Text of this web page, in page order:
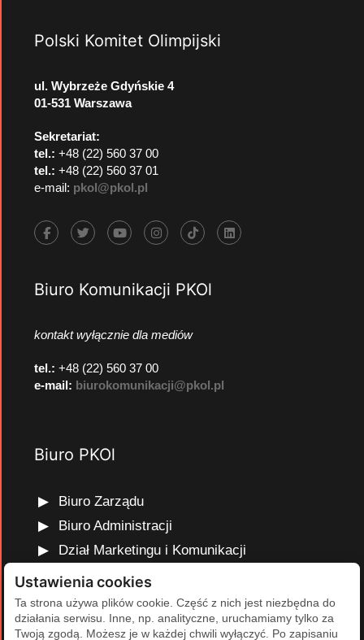
Polski Komitet Olimpijski
ul. Wybrzeże Gdyńskie 4
01-531 Warszawa
Sekretariat:
tel.: +48 (22) 560 37 00
tel.: +48 (22) 560 37 01
e-mail: pkol@pkol.pl
Biuro Komunikacji PKOl
kontakt wyłącznie dla mediów
tel.: +48 (22) 560 37 00
e-mail: biurokomunikacji@pkol.pl
Biuro PKOl
Biuro Zarządu
Biuro Administracji
Dział Marketingu i Komunikacji
Dział Edukacji Olimpijskiej
Dział Finansów i Kadr
Dział Projektów Olimpijskich
Ustawienia cookies
Ta strona używa plików cookie. Część z nich jest niezbędna do
działania serwisu. Inne, np. analityczne, uruchamiamy tylko za
Twoją zgodą. Możesz je w każdej chwili wyłączyć. Po zapisaniu